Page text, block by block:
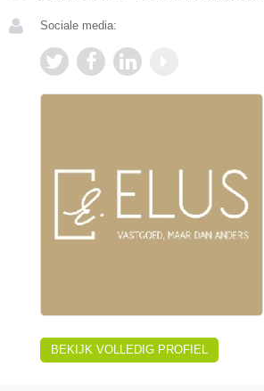
Sociale media:
BEKIJK VOLLEDIG PROFIEL